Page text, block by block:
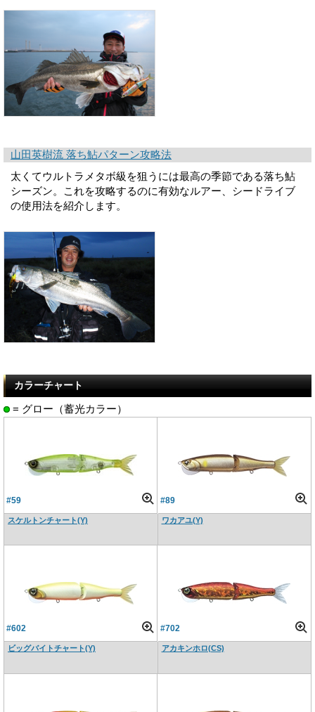
山田英樹流 落ち鮎パターン攻略法
太くてウルトラメタボ級を狙うには最高の季節である落ち鮎
シーズン。これを攻略するのに有効なルアー、シードライブ
の使用法を紹介します。
カラーチャート
= グロー（蓄光カラー）
#59
スケルトンチャート(Y)
#89
ワカアユ(Y)
#602
ビッグバイトチャート(Y)
#702
アカキンホロ(CS)